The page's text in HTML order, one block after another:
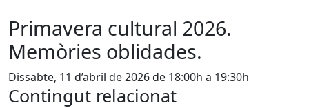
Primavera cultural 2026.
Memòries oblidades.
Dissabte, 11 d’abril de 2026 de 18:00h a 19:30h
Contingut relacionat